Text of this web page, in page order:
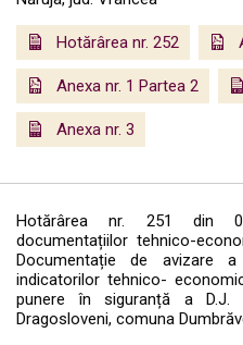
Hotărârea nr. 252
Anexa nr. 1 Partea 2
Anexa nr. 3
Hotărârea nr. 251 din
documentațiilor tehnico-
Documentație de avizare
indicatorilor tehnico-
punere în siguranță a D.J.
Dragosloveni, comuna